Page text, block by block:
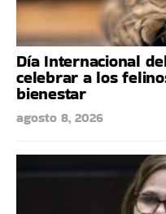
Día Internacional
celebrar a los
bienestar
agosto 8, 2026